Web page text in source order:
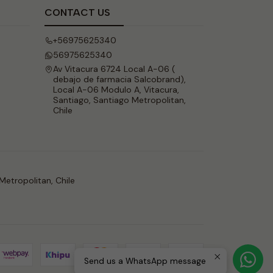
CONTACT US
+56975625340
56975625340
Av Vitacura 6724 Local A-06 (
debajo de farmacia Salcobrand),
Local A-06 Modulo A, Vitacura,
Santiago, Santiago Metropolitan,
Chile
Chile
Send us a WhatsApp message